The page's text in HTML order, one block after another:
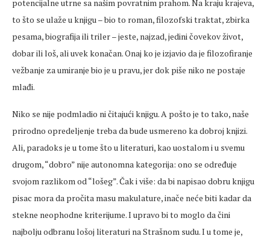
potencijalne utrne sa našim povratnim prahom. Na kraju krajeva,
to što se ulaže u knjigu – bio to roman, filozofski traktat, zbirka
pesama, biografija ili triler – jeste, najzad, jedini čovekov život,
dobar ili loš, ali uvek konačan. Onaj ko je izjavio da je filozofiranje
vežbanje za umiranje bio je u pravu, jer dok piše niko ne postaje
mlađi.
Niko se nije podmladio ni čitajući knjigu. A pošto je to tako, naše
prirodno opredeljenje treba da bude usmereno ka dobroj knjizi.
Ali, paradoks je u tome što u literaturi, kao uostalom i u svemu
drugom, “dobro” nije autonomna kategorija: ono se određuje
svojom razlikom od “lošeg”. Čak i više: da bi napisao dobru knjigu
pisac mora da pročita masu makulature, inače neće biti kadar da
stekne neophodne kriterijume. I upravo bi to moglo da čini
najbolju odbranu lošoj literaturi na Strašnom sudu. I u tome je,